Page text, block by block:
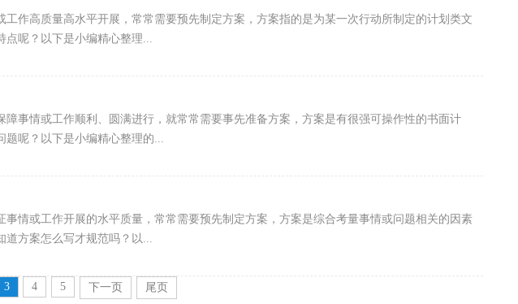
工作高质量高水平开展，常常需要预先制定方案，方案指的是为某一次行动所制定的计划类文
点呢？以下是小编精心整理...
障事情或工作顺利、圆满进行，就常常需要事先准备方案，方案是有很强可操作性的书面计
题呢？以下是小编精心整理的...
事情或工作开展的水平质量，常常需要预先制定方案，方案是综合考量事情或问题相关的因素
道方案怎么写才规范吗？以...
3 4 5 下一页 尾页